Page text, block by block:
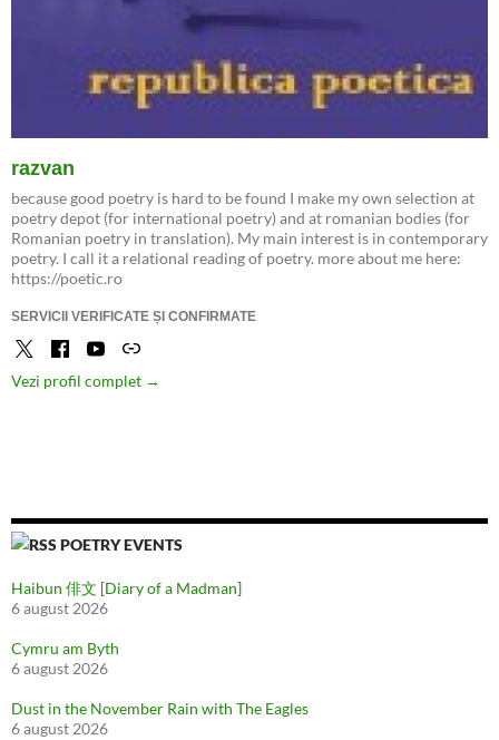
razvan
because good poetry is hard to be found I make my own selection at
poetry depot (for international poetry) and at romanian bodies (for
Romanian poetry in translation). My main interest is in contemporary
poetry. I call it a relational reading of poetry. more about me here:
https://poetic.ro
SERVICII VERIFICATE ȘI CONFIRMATE
Vezi profil complet →
POETRY EVENTS
Haibun 俳文 [Diary of a Madman]
6 august 2026
Cymru am Byth
6 august 2026
Dust in the November Rain with The Eagles
6 august 2026